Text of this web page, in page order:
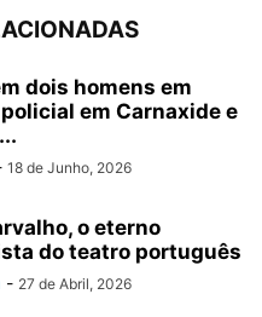
dois homens em
em Carnaxide e
18 de Junho, 2026
o eterno
do teatro português
- 27 de Abril, 2026